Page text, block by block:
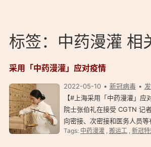
标签：中药漫灌 相
采用「中药漫灌」应对疫情
2022-05-10 新冠病毒
【#上海采用「中药漫灌」
院士张伯礼在接受 CGTN 记
向密接、次密接和医务人员
放中药，即「中药漫灌」。通
Tags: 中药漫灌, 搬运工, 新冠